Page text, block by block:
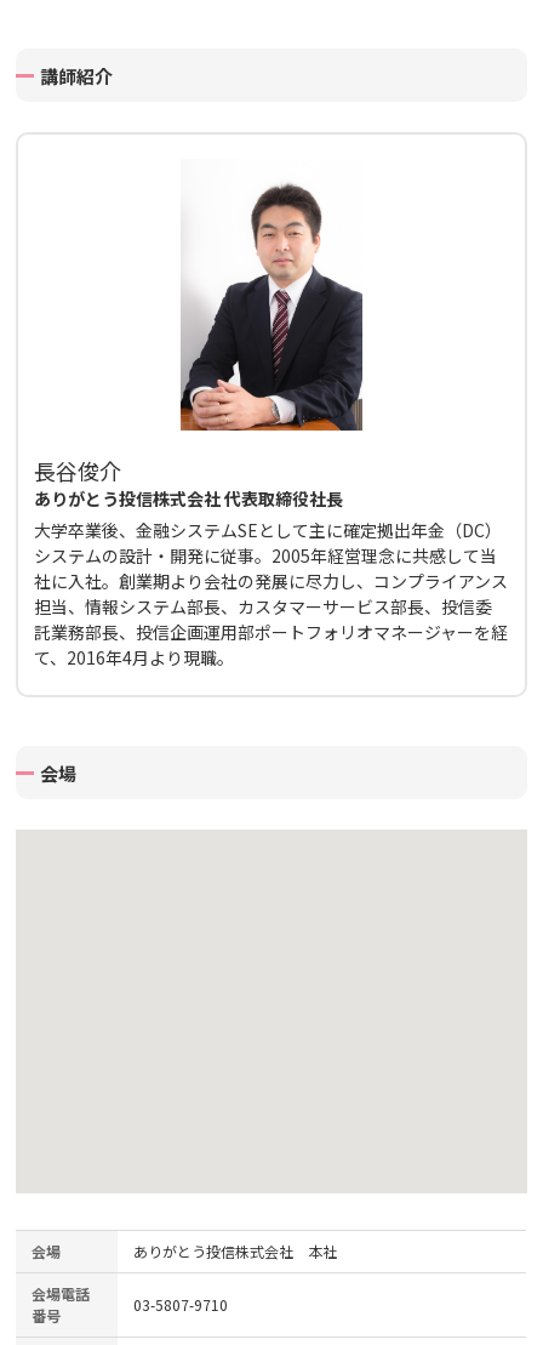
講師紹介
長谷俊介
ありがとう投信株式会社 代表取締役社長
大学卒業後、金融システムSEとして主に確定拠出年金（DC）
システムの設計・開発に従事。2005年経営理念に共感して当
社に入社。創業期より会社の発展に尽力し、コンプライアンス
担当、情報システム部長、カスタマーサービス部長、投信委
託業務部長、投信企画運用部ポートフォリオマネージャーを経
て、2016年4月より現職。
会場
会場 ありがとう投信株式会社 本社
会場電話
番号
03-5807-9710